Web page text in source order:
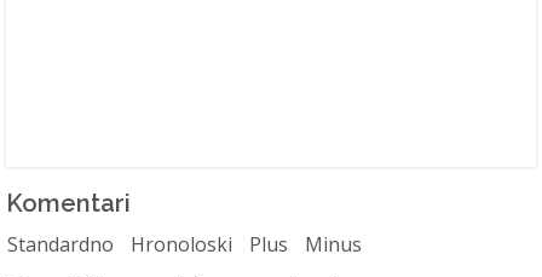
Komentari
Standardno Hronoloski Plus Minus